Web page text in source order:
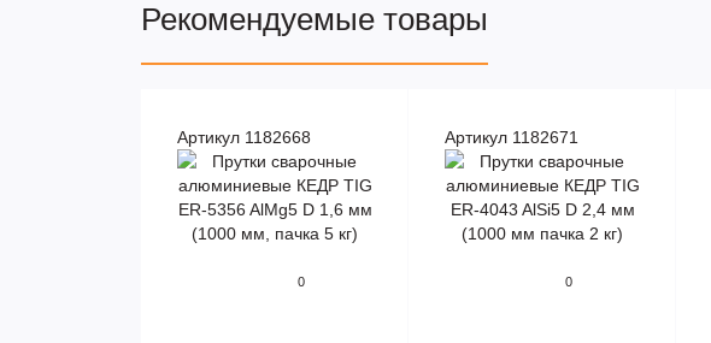
Рекомендуемые товары
Артикул 1182668
0
Артикул 1182671
0